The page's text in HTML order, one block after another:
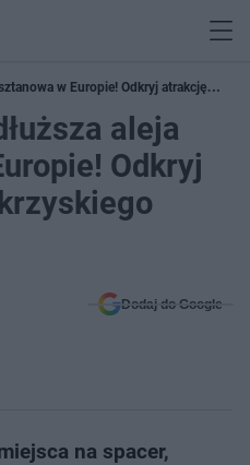
w Europie! Odkryj atrakcję
aleja
Odkryj
Dodaj do Google
na spacer,